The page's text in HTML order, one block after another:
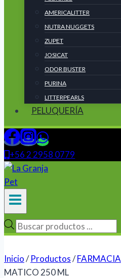
AMERICALITTER
NUTRA NUGGETS
ZUPET
JOSICAT
ODOR BUSTER
PURINA
LITTERPEARLS
PELUQUERÍA
+56 2 2958 0779
Búsqueda
productos
Inicio/ Productos/FARMACIA
MATICO 250 ML